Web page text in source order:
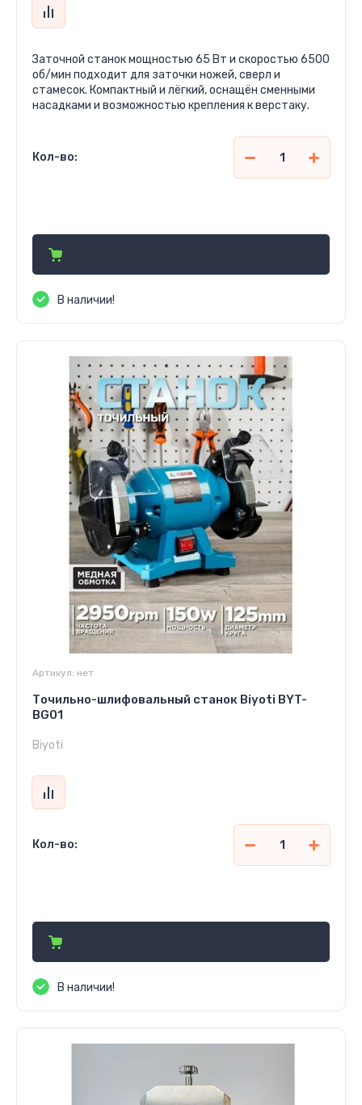
Заточной станок мощностью 65 Вт и скоростью 6500
об/мин подходит для заточки ножей, сверл и
стамесок. Компактный и лёгкий, оснащён сменными
насадками и возможностью крепления к верстаку.
Кол-во:
В наличии!
Артикул: нет
Точильно-шлифовальный станок Biyoti BYT-
BG01
Biyoti
Кол-во:
В наличии!